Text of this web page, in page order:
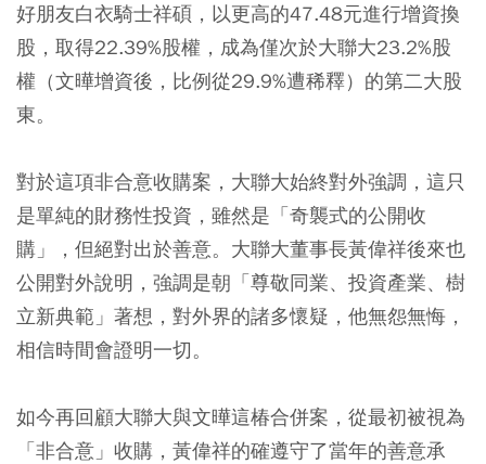
好朋友白衣騎士祥碩，以更高的47.48元進行增資換
股，取得22.39%股權，成為僅次於大聯大23.2%股
權（文曄增資後，比例從29.9%遭稀釋）的第二大股
東。
對於這項非合意收購案，大聯大始終對外強調，這只
是單純的財務性投資，雖然是「奇襲式的公開收
購」，但絕對出於善意。大聯大董事長黃偉祥後來也
公開對外說明，強調是朝「尊敬同業、投資產業、樹
立新典範」著想，對外界的諸多懷疑，他無怨無悔，
相信時間會證明一切。
如今再回顧大聯大與文曄這椿合併案，從最初被視為
「非合意」收購，黃偉祥的確遵守了當年的善意承